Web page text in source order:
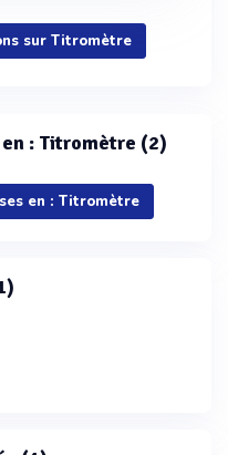
sur Titromètre
: Titromètre (2)
en : Titromètre